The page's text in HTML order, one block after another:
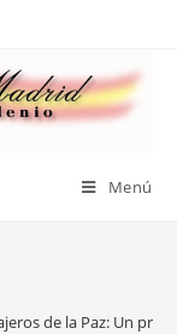
Menú
de la Paz: Un